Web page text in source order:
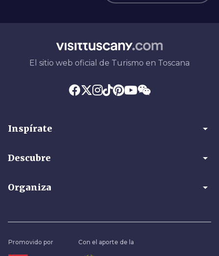
El sitio web oficial de Turismo en Toscana
Inspírate arrow_drop_down
Descubre arrow_drop_down
Organiza arrow_drop_down
Promovido por Con el aporte de la